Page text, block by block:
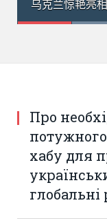
乌克兰“
Створення
Про
потужного
хабу для